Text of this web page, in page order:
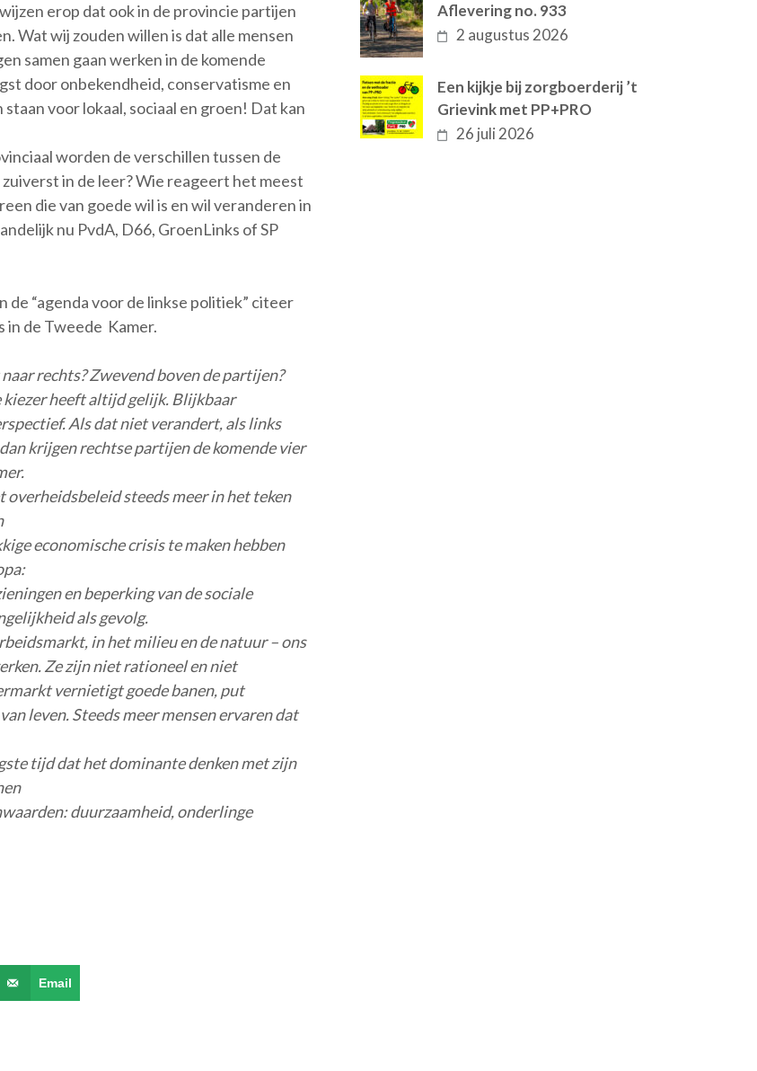
erop dat ook in de provincie partijen
Wat wij zouden willen is dat alle mensen
samen gaan werken in de komende
door onbekendheid, conservatisme en
voor lokaal, sociaal en groen! Dat kan
worden de verschillen tussen de
in de leer? Wie reageert het meest
die van goede wil is en wil veranderen in
nu PvdA, D66, GroenLinks of SP
de “agenda voor de linkse politiek” citeer
in de Tweede Kamer.
rechts? Zwevend boven de partijen?
heeft altijd gelijk. Blijkbaar
Als dat niet verandert, als links
krijgen rechtse partijen de komende vier
steeds meer in het teken
economische crisis te maken hebben
en beperking van de sociale
als gevolg.
in het milieu en de natuur – ons
Ze zijn niet rationeel en niet
vernietigt goede banen, put
leven. Steeds meer mensen ervaren dat
tijd dat het dominante denken met zijn
duurzaamheid, onderlinge
Email
Aflevering no. 933
2 augustus 2026
Een kijkje bij zorgboerderij ’t
Grievink met PP+PRO
26 juli 2026